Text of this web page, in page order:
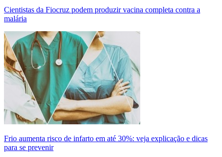
Cientistas da Fiocruz podem produzir vacina completa contra a
malária
Frio aumenta risco de infarto em até 30%: veja explicação e dicas
para se prevenir